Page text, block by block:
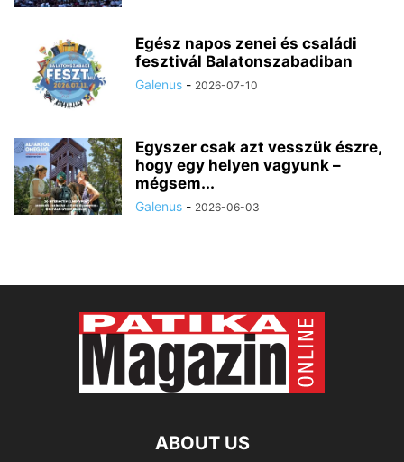
Egész napos zenei és családi
fesztivál Balatonszabadiban
Galenus - 2026-07-10
Egyszer csak azt vesszük észre,
hogy egy helyen vagyunk –
mégsem...
Galenus - 2026-06-03
ABOUT US